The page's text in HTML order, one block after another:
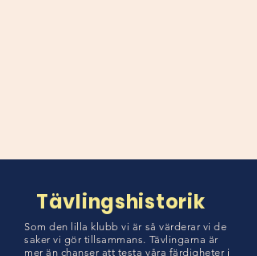
Tävlingshistorik
Som den lilla klubb vi är så värderar vi de
saker vi gör tillsammans. Tävlingarna är
mer än chanser att testa våra färdigheter i